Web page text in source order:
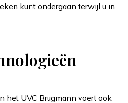
kunt ondergaan terwijl u in
het UVC Brugmann voert ook